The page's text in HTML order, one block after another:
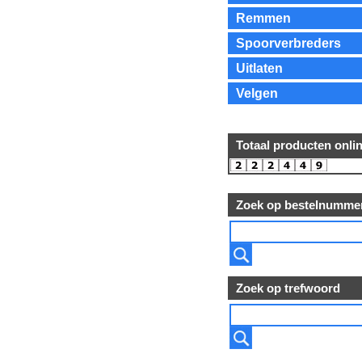
Remmen
Spoorverbreders
Uitlaten
Velgen
Totaal producten
Zoek op
Zoek op trefwoord